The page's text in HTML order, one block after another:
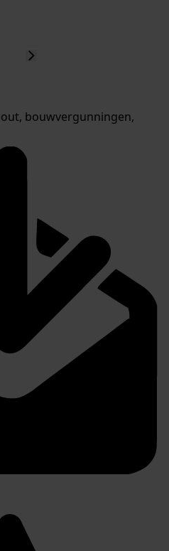
bouwvergunningen,